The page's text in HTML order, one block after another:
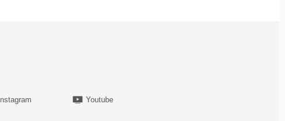
Instagram
Youtube